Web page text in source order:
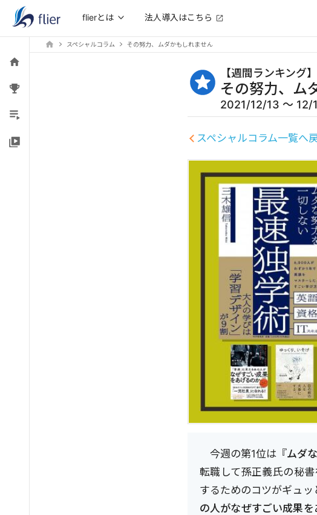
flierとは 法人導入はこちら
スペシャルコラム その努力、ムダかもしれません
【週間ランキング】
その努力、ム
2021/12/13 〜 12/
スペシャルコラム一覧へ
今週の第1位は『ムダ
転職して孫正義氏の秘
するためのコツがギュ
の人がなぜすごい成果を